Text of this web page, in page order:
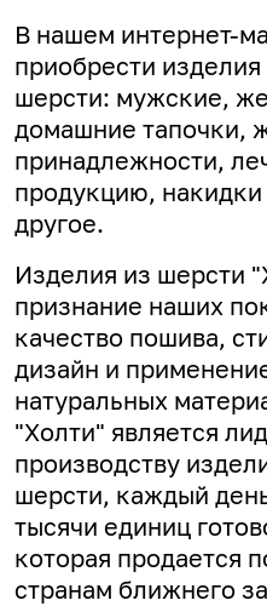
В нашем интернет-
приобрести
шерсти: мужские,
домашние тапочки,
принадлежности,
продукцию, накидки
другое.
Изделия из шерсти
признание наших
качество пошива,
дизайн и
натуральных
"Холти" является
производству
шерсти, каждый
тысячи единиц
которая продается
странам ближнего